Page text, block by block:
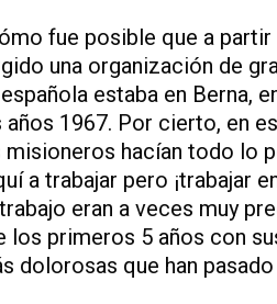
fue posible que a
una organización de
estaba en Berna,
años 1967. Por cierto, en
hacían todo lo
a trabajar pero ¡trabajar
eran a veces muy
los primeros 5 años con
dolorosas que han